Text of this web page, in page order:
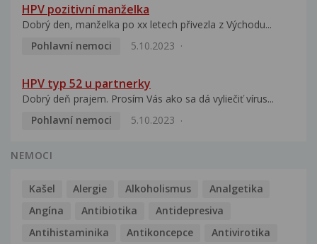
HPV pozitivní manželka
Dobrý den, manželka po xx letech přivezla z Východu...
Pohlavní nemoci
5.10.2023
HPV typ 52 u partnerky
Dobrý deň prajem. Prosím Vás ako sa dá vyliečiť vírus...
Pohlavní nemoci
5.10.2023
NEMOCI
Kašel Alergie Alkoholismus
Analgetika
Angína
Antibiotika
Antidepresiva
Antihistaminika
Antikoncepce Antivirotika